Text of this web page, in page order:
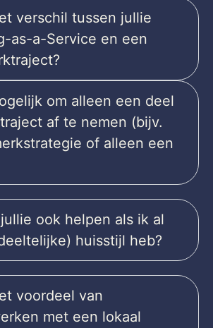
verschil tussen jullie
as-a-Service en een
om alleen een deel
af te nemen (bijv.
of alleen een
ook helpen als ik al
huisstijl heb?
voordeel van
met een lokaal